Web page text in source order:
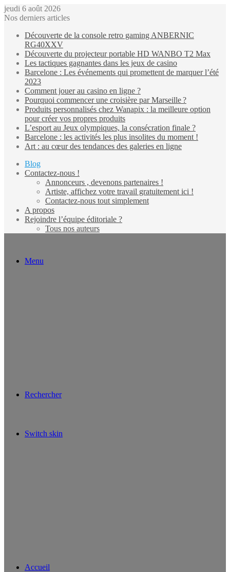
jeudi 6 août 2026
Nos derniers articles
Découverte de la console retro gaming ANBERNIC
RG40XXV
Découverte du projecteur portable HD WANBO T2 Max
Les tactiques gagnantes dans les jeux de casino
Barcelone : Les événements qui promettent de marquer l’été
2023
Comment jouer au casino en ligne ?
Pourquoi commencer une croisière par Marseille ?
Produits personnalisés chez Wanapix : la meilleure option
pour créer vos propres produits
L’esport au Jeux olympiques, la consécration finale ?
Barcelone : les activités les plus insolites du moment !
Art : au cœur des tendances des galeries en ligne
Blog
Contactez-nous !
Annonceurs , devenons partenaires !
Artiste, affichez votre travail gratuitement ici !
Contactez-nous tout simplement
A propos
Rejoindre l’équipe éditoriale ?
Tous nos auteurs
Menu
Rechercher
Switch skin
Accueil